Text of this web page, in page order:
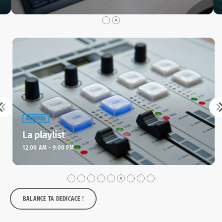
équipe ! Pourquoi rejoindre Radio Frétoise ? C’est une
association loi 1901 à but non lucratif. Tu feras partie d’une
équipe de bénévoles passionnés. Tu peux contribuer à créer
musicale… selon tes envies. On recherche : […]
AUTODJ
La playlist
12:00 AM - 9:00 PM
BALANCE TA DEDICACE !